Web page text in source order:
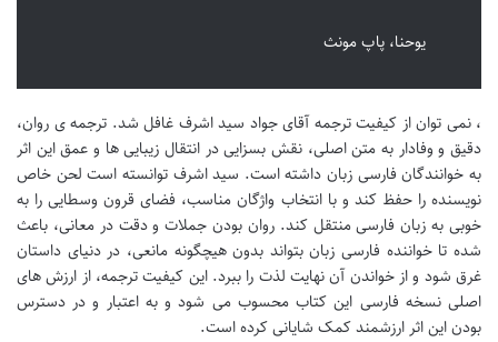
یوحنا، پاپ مونث
، نمی توان از کیفیت ترجمه آقای جواد سید اشرف غافل شد. ترجمه ی روان،
دقیق و وفادار به متن اصلی، نقش بسزایی در انتقال زیبایی ها و عمق این اثر
به خوانندگان فارسی زبان داشته است. سید اشرف توانسته است لحن خاص
نویسنده را حفظ کند و با انتخاب واژگان مناسب، فضای قرون وسطایی را به
خوبی به زبان فارسی منتقل کند. روان بودن جملات و دقت در معانی، باعث
شده تا خواننده فارسی زبان بتواند بدون هیچگونه مانعی، در دنیای داستان
غرق شود و از خواندن آن نهایت لذت را ببرد. این کیفیت ترجمه، از ارزش های
اصلی نسخه فارسی این کتاب محسوب می شود و به اعتبار و در دسترس
بودن این اثر ارزشمند کمک شایانی کرده است.